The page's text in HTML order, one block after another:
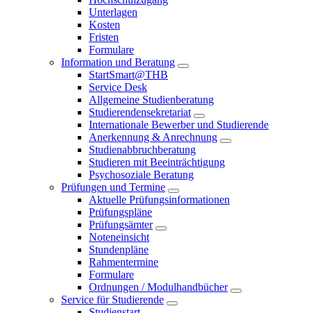
Unterlagen
Kosten
Fristen
Formulare
Information und Beratung
StartSmart@THB
Service Desk
Allgemeine Studienberatung
Studierendensekretariat
Internationale Bewerber und Studierende
Anerkennung & Anrechnung
Studienabbruchberatung
Studieren mit Beeinträchtigung
Psychosoziale Beratung
Prüfungen und Termine
Aktuelle Prüfungsinformationen
Prüfungspläne
Prüfungsämter
Noteneinsicht
Stundenpläne
Rahmentermine
Formulare
Ordnungen / Modulhandbücher
Service für Studierende